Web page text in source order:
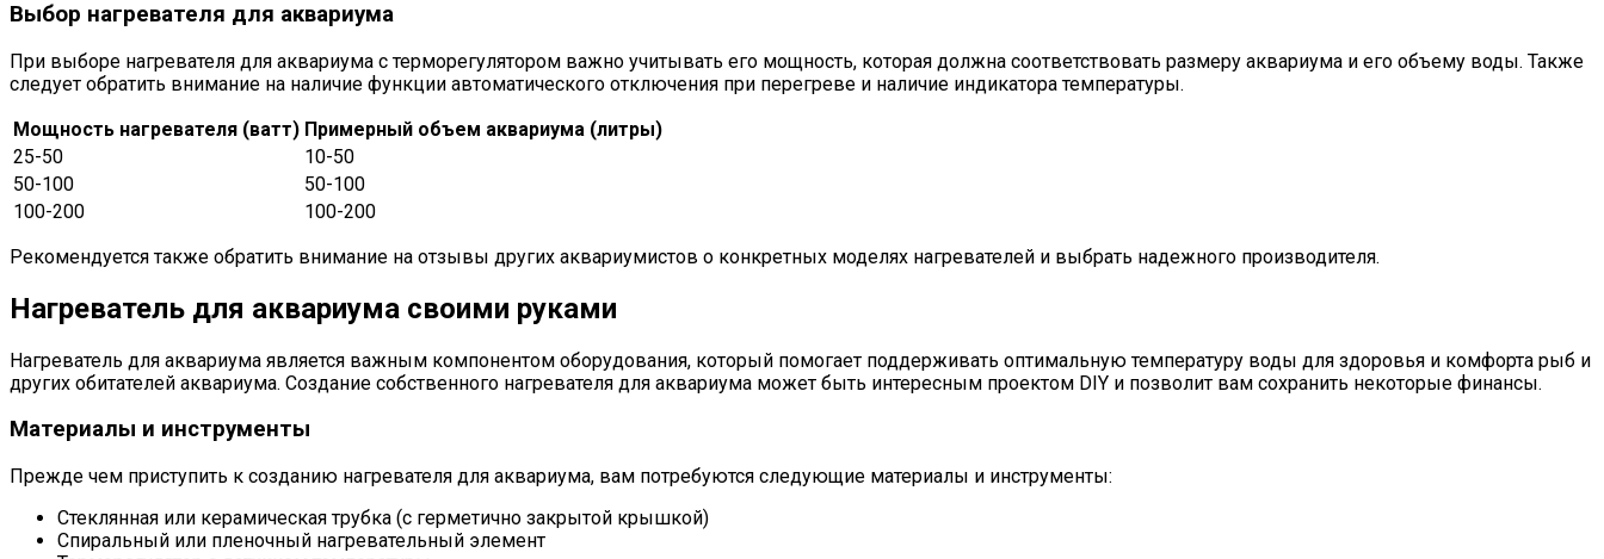
Выбор нагревателя для аквариума
При выборе нагревателя для аквариума с терморегулятором важно учитывать его мощность, которая должна соответствовать размеру аквариума и его объему воды. Также
следует обратить внимание на наличие функции автоматического отключения при перегреве и наличие индикатора температуры.
Мощность нагревателя (ватт) Примерный объем аквариума (литры)
25-50
10-50
50-100
50-100
100-200
100-200
Рекомендуется также обратить внимание на отзывы других аквариумистов о конкретных моделях нагревателей и выбрать надежного производителя.
Нагреватель для аквариума своими руками
Нагреватель для аквариума является важным компонентом оборудования, который помогает поддерживать оптимальную температуру воды для здоровья и комфорта рыб и
других обитателей аквариума. Создание собственного нагревателя для аквариума может быть интересным проектом DIY и позволит вам сохранить некоторые финансы.
Материалы и инструменты
Прежде чем приступить к созданию нагревателя для аквариума, вам потребуются следующие материалы и инструменты:
Стеклянная или керамическая трубка (с герметично закрытой крышкой)
Спиральный или пленочный нагревательный элемент